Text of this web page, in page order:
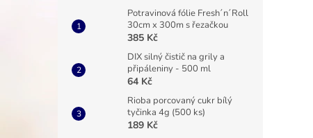
Potravinová fólie Fresh´n´Roll
30cm x 300m s řezačkou
385 Kč
DIX silný čistič na grily a
připáleniny - 500 ml
64 Kč
Rioba porcovaný cukr bílý
tyčinka 4g (500 ks)
189 Kč